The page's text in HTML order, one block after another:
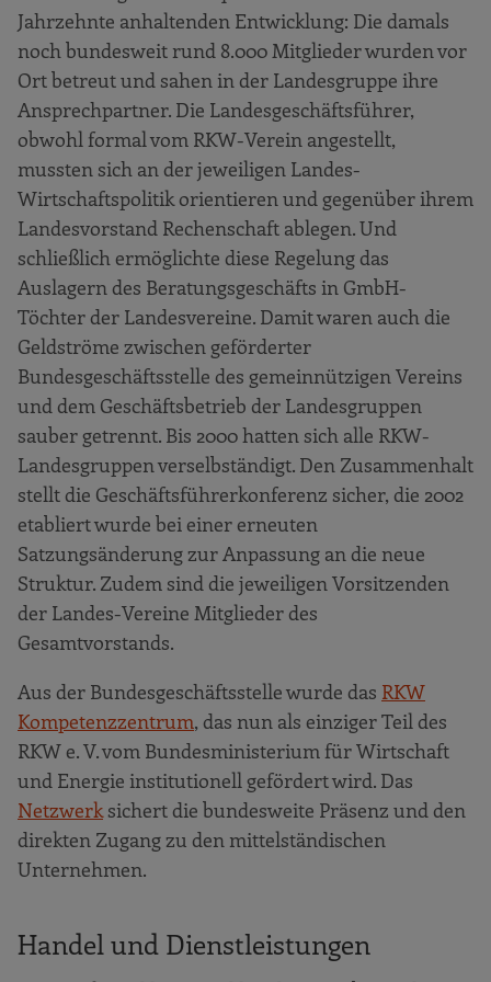
Jahrzehnte anhaltenden Entwicklung: Die damals
noch bundesweit rund 8.000 Mitglieder wurden vor
Ort betreut und sahen in der Landesgruppe ihre
Ansprechpartner. Die Landesgeschäftsführer,
obwohl formal vom RKW-Verein angestellt,
mussten sich an der jeweiligen Landes-
Wirtschaftspolitik orientieren und gegenüber ihrem
Landesvorstand Rechenschaft ablegen. Und
schließlich ermöglichte diese Regelung das
Auslagern des Beratungsgeschäfts in GmbH-
Töchter der Landesvereine. Damit waren auch die
Geldströme zwischen geförderter
Bundesgeschäftsstelle des gemeinnützigen Vereins
und dem Geschäftsbetrieb der Landesgruppen
sauber getrennt. Bis 2000 hatten sich alle RKW-
Landesgruppen verselbständigt. Den Zusammenhalt
stellt die Geschäftsführerkonferenz sicher, die 2002
etabliert wurde bei einer erneuten
Satzungsänderung zur Anpassung an die neue
Struktur. Zudem sind die jeweiligen Vorsitzenden
der Landes-Vereine Mitglieder des
Gesamtvorstands.
Aus der Bundesgeschäftsstelle wurde das RKW
Kompetenzzentrum, das nun als einziger Teil des
RKW e. V. vom Bundesministerium für Wirtschaft
und Energie institutionell gefördert wird. Das
Netzwerksichert die bundesweite Präsenz und den
direkten Zugang zu den mittelständischen
Unternehmen.
Handel und Dienstleistungen